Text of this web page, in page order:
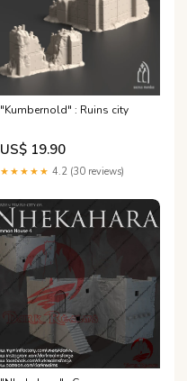
"Kumbernold" : Ruins city
US$ 19.90
★★★★★ 4.2 (30 reviews)